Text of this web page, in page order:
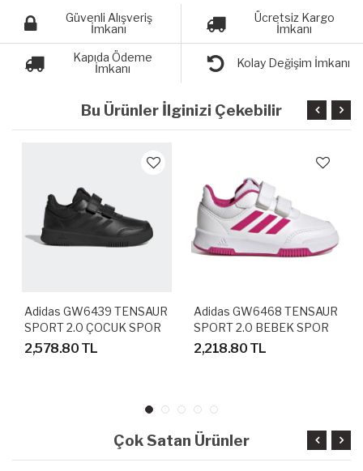
Güvenli Alışveriş
İmkanı
Ücretsiz Kargo
İmkanı
Kapıda Ödeme
İmkanı
Kolay Değişim İmkanı
Bu Ürünler İlginizi Çekebilir
Adidas GW6439 TENSAUR
SPORT 2.0 ÇOCUK SPOR
AYAKKABI
2,578.80 TL
Adidas GW6468 TENSAUR
SPORT 2.0 BEBEK SPOR
AYAKKABI
2,218.80 TL
Çok Satan Ürünler